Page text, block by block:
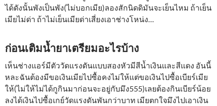
ได้ดังนั้นพังเป็นพัง(ไม่บอกเมีย)ลองสักนิดดิมันจะเย็นไหม ถ้าเย็น
เมียไม่ด่า ถ้าไม่เย็นเมียด่าเสี่ยงเอาช่างโหน่ง…
ก่อนเติมน้ำยาเตรียมอะไรบ้าง
เห็นช่างแอร์มีตัววัดแรงดันแบบสองหัวมีสีน้ำเงินและสีแดง อันนี้
หละฉันต้องมีขอเงินเมียไปซื้อคงไม่ให้แต่ขอเงินไปซื้อเบียร์เมีย
ให้(ไม่ให้ไม่ได้กูกินมาก่อนจะอยู่กับมึง555)เลยต้องกินเบียร์น้อย
ลงได้เงินไปซื้อเกย์วัดแรงดันพันกว่าบาท เมียตกใจมึงไปเอาเงิน